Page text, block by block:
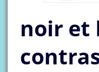
noir et